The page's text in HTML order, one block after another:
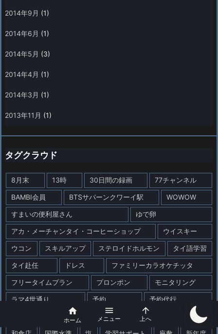
2014年9月 (1)
2014年6月 (1)
2014年5月 (3)
2014年4月 (1)
2014年3月 (1)
2013年11月 (1)
タグクラウド
8月末 13時 30日間の録画 77チャンネル
BAMBI会員 BTSサパーンクワーイ駅 WOWOW
すまいの便利屋さん ゆで卵
アカ・メーチャンタイ・コーヒーショップ ウイスキー
ウコン スキルアップ ステロイドホルモン タイ語学習
タイ赴任 ドレス ファミリーカラオケチッタ
フリータイムプラン プロンポン モニタリング
ラマ4世通り 予約 予約代行
企業法務 Copy Retry Claude can make mistakes. Please

ホーム

メニュー

上へ